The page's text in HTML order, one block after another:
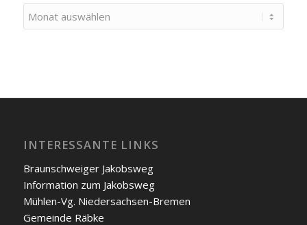
INTERESSANTE LINKS
Braunschweiger Jakobs­weg
Infor­ma­ti­on zum Jakobs­weg
Müh­len-Vg. Nie­der­sach­sen-Bre­men
Gemein­de Räb­ke